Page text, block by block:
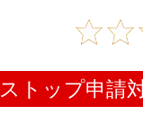
トップ申請